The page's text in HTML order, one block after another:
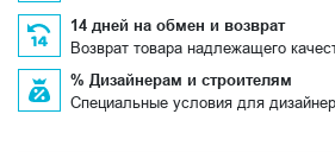
14 дней на обмен и возврат
Возврат товара надлежащего
% Дизайнерам и строителям
Специальные условия для